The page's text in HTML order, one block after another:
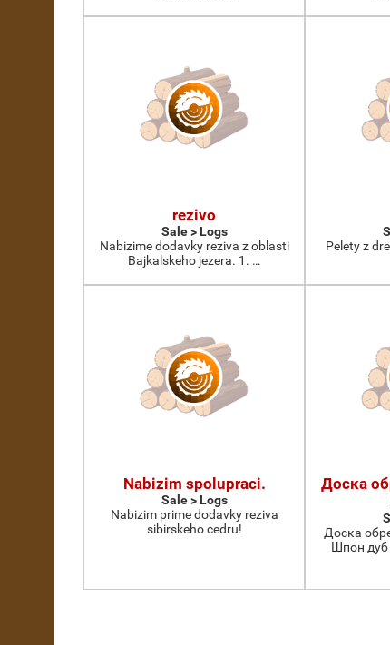
rezivo
Sale > Logs
Nabizime dodavky reziva z oblasti
Bajkalskeho jezera. 1. …
Pelety z
Nabizim spolupraci.
Sale > Logs
Nabizim prime dodavky reziva
sibirskeho cedru!
Доска
Доска
Шпон